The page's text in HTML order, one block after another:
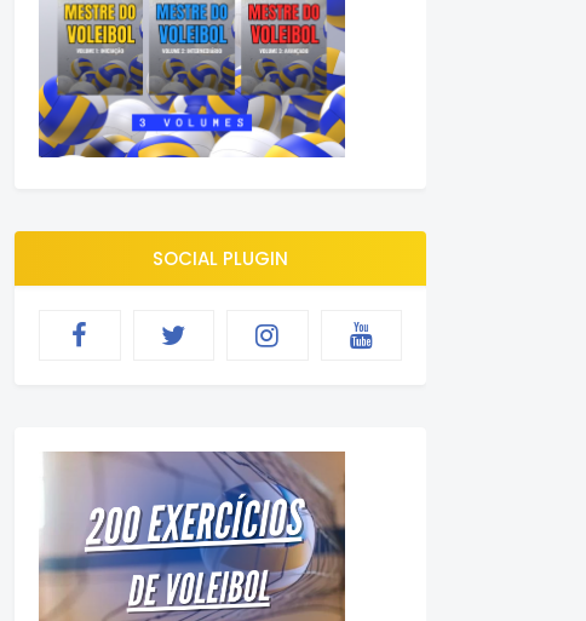
SOCIAL PLUGIN